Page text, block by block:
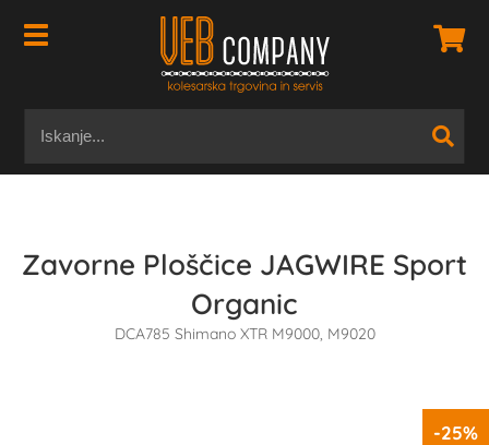
Zavorne Ploščice JAGWIRE Sport
Organic
DCA785 Shimano XTR M9000, M9020
-25%